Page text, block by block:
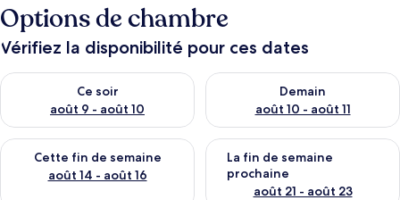
Options de chambre
Vérifiez la disponibilité pour ces dates
Ce soir
août 9 - août 10
Vérifier la disponibilité pour ce soir août 9 - août 10
Demain
août 10 - août 11
Vérifier la disponibilité pour
Cette fin de semaine
août 14 - août 16
Vérifier la disponibilité pour cette fin de semaine août 14 -
La fin de semaine
prochaine
août 21 - août 23
Vérifier la disponibilité pour